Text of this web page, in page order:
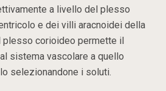
a livello del plesso
e dei villi aracnoidei della
plesso corioideo permette il
sistema vascolare a quello
selezionandone i soluti.